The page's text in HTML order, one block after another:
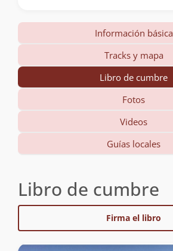
Información básica
Tracks y mapa
Libro de cumbre
Fotos
Videos
Guías locales
Libro de cumbre
Firma el libro